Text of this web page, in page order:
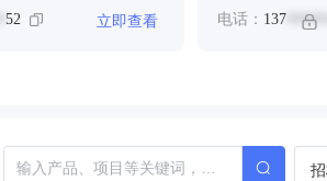
52 立即查看 电话： 137